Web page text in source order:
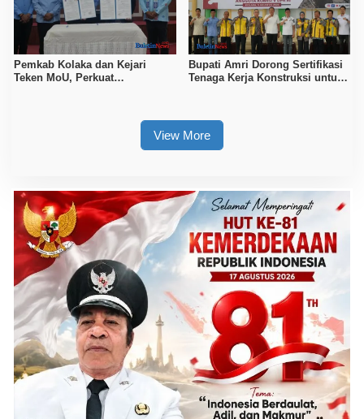
Pemkab Kolaka dan Kejari
Teken MoU, Perkuat
Bupati Amri Dorong Sertifikasi
Tenaga Kerja Konstruksi untuk
View More